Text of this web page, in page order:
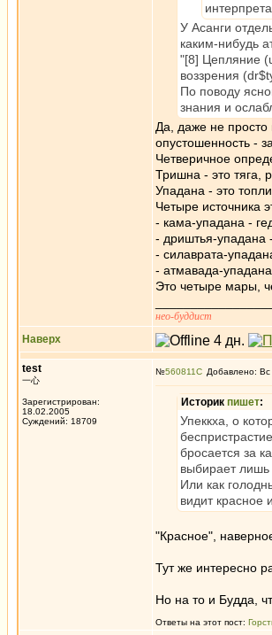
У Асанги
каким-нибудь
"[8] Цепляние
воззрения
По поводу
знания и
Да, даже не просто
опустошенность -
Четверичное
Тришна - это тяга,
Упадана - это
Четыре источника
- кама-упадана -
- дриштья-упадана
- силаврата-
- атмавада-
Это четыре мары,
нео-буддист
Наверх
test
一心
Зарегистрирован:
18.02.2005
Суждений: 18709
№560811 Добавлено:
Историк пишет:
Упеккха, о
бросается за
выбирает лишь
Или как
видит красное
"Красное",
Тут же интересно
Но на то и Будда,
Ответы на этот пост: